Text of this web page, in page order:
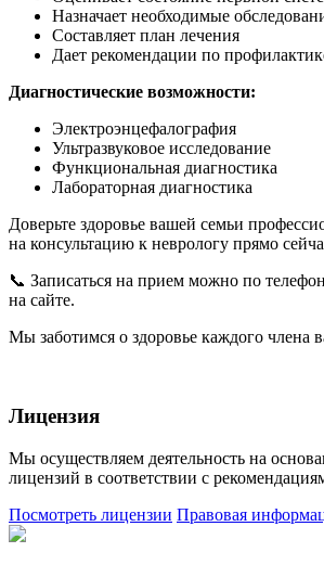
Назначает необходимые
Составляет план лечения
Дает рекомендации по
Диагностические возможности:
Электроэнцефалография
Ультразвуковое исследование
Функциональная диагностика
Лабораторная диагностика
Доверьте здоровье вашей семьи
на консультацию к неврологу прямо
📞 Записаться на прием можно по
на сайте.
Мы заботимся о здоровье каждого члена
Лицензия
Мы осуществляем деятельность на
лицензий в соответствии с
Посмотреть лицензии Правовая